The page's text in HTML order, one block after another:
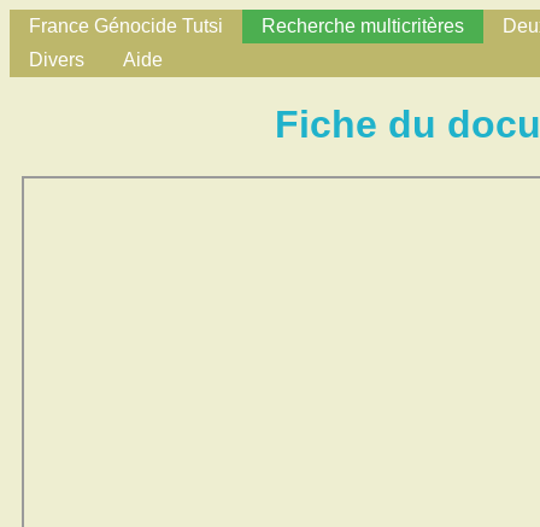
France Génocide Tutsi Recherche multicritères
Divers
Aide
Fiche du